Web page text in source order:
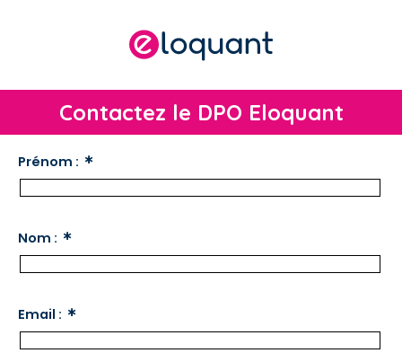
Contactez le DPO Eloquant
Prénom :
Nom :
Email :